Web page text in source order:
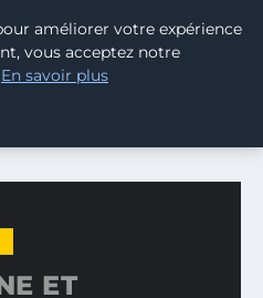
BLOG
ÉCOLOGIQUE : QUELLES…
ET
améliorer votre expérience
vous acceptez notre
En savoir plus